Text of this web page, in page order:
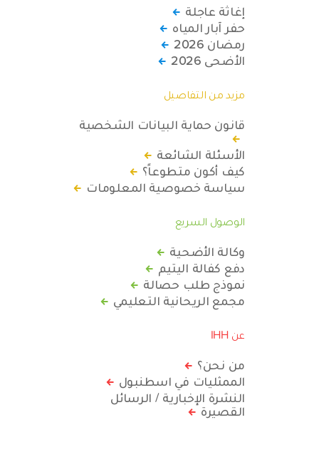
إغاثة عاجلة
حفر آبار المياه
رمضان 2026
الأضحى 2026
مزيد من التفاصيل
قانون حماية البيانات الشخصية
الأسئلة الشائعة
كيف أكون متطوعاً؟
سياسة خصوصية المعلومات
الوصول السريع
وكالة الأضحية
دفع كفالة اليتيم
نموذج طلب حصالة
مجمع الريحانية التعليمي
عن IHH
من نحن؟
الممثليات في اسطنبول
النشرة الإخبارية / الرسائل
القصيرة